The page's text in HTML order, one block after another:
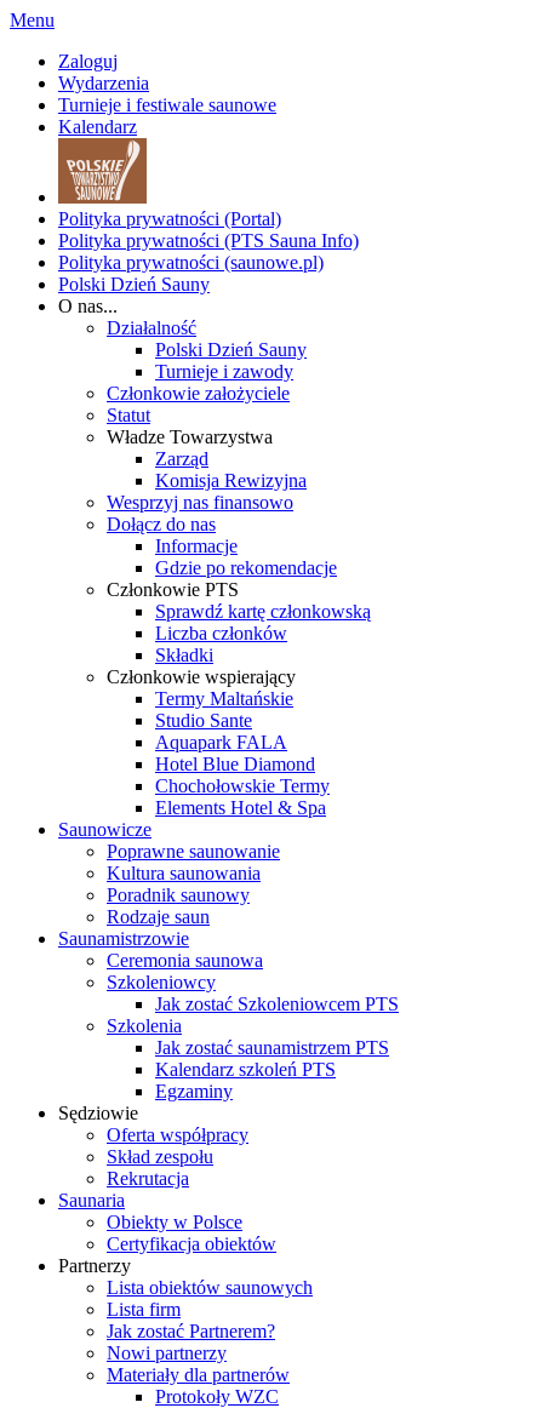
Menu
Zaloguj
Wydarzenia
Turnieje i festiwale saunowe
Kalendarz
Polityka prywatności (Portal)
Polityka prywatności (PTS Sauna Info)
Polityka prywatności (saunowe.pl)
Polski Dzień Sauny
O nas...
Działalność
Polski Dzień Sauny
Turnieje i zawody
Członkowie założyciele
Statut
Władze Towarzystwa
Zarząd
Komisja Rewizyjna
Wesprzyj nas finansowo
Dołącz do nas
Informacje
Gdzie po rekomendacje
Członkowie PTS
Sprawdź kartę członkowską
Liczba członków
Składki
Członkowie wspierający
Termy Maltańskie
Studio Sante
Aquapark FALA
Hotel Blue Diamond
Chochołowskie Termy
Elements Hotel & Spa
Saunowicze
Poprawne saunowanie
Kultura saunowania
Poradnik saunowy
Rodzaje saun
Saunamistrzowie
Ceremonia saunowa
Szkoleniowcy
Jak zostać Szkoleniowcem PTS
Szkolenia
Jak zostać saunamistrzem PTS
Kalendarz szkoleń PTS
Egzaminy
Sędziowie
Oferta współpracy
Skład zespołu
Rekrutacja
Saunaria
Obiekty w Polsce
Certyfikacja obiektów
Partnerzy
Lista obiektów saunowych
Lista firm
Jak zostać Partnerem?
Nowi partnerzy
Materiały dla partnerów
Protokoły WZC